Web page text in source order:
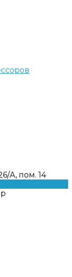
А, пом. 14